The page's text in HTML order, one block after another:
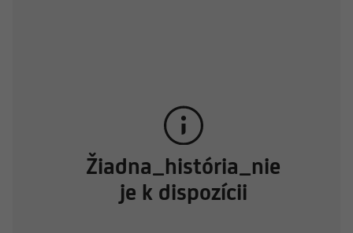
Žiadna_história_nie
je k dispozícii